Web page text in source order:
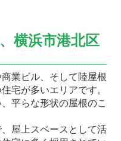
横浜市港北区
業ビル、そして陸屋根
宅が多いエリアです。
平らな形状の屋根のこ
屋上スペースとして活